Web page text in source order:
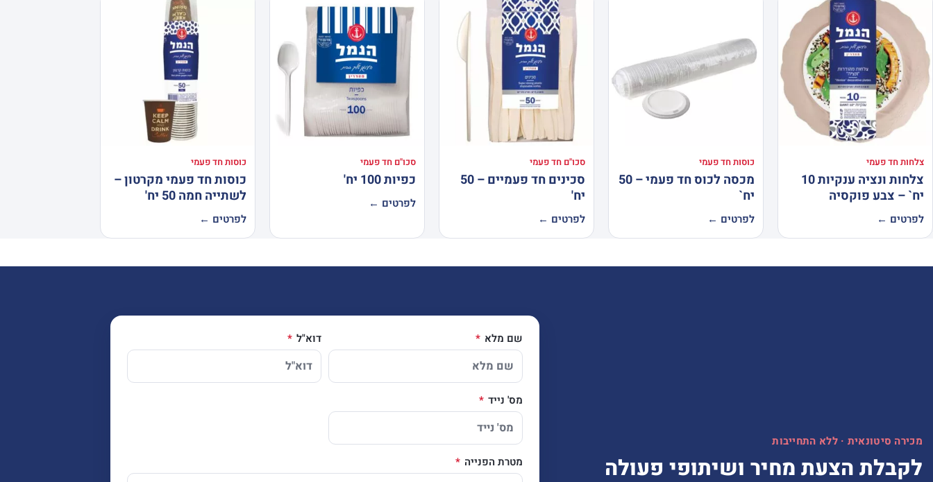
צלחות חד פעמי
צלחות ונציה ענקיות 10
יח` – צבע פוקסיה
לפרטים ←
כוסות חד פעמי
מכסה לכוס חד פעמי – 50
יח`
לפרטים ←
סכו"ם חד פעמי
סכינים חד פעמיים – 50
יח'
לפרטים ←
סכו"ם חד פעמי
כפיות 100 יח'
לפרטים ←
כוסות חד פעמי
כוסות חד פעמי מקרטון –
לשתייה חמה 50 יח'
לפרטים ←
מכירה סיטונאית · ללא התחייבות
לקבלת הצעת מחיר ושיתופי פעולה
שם מלא דוא"ל
מס' נייד
מטרת הפנייה